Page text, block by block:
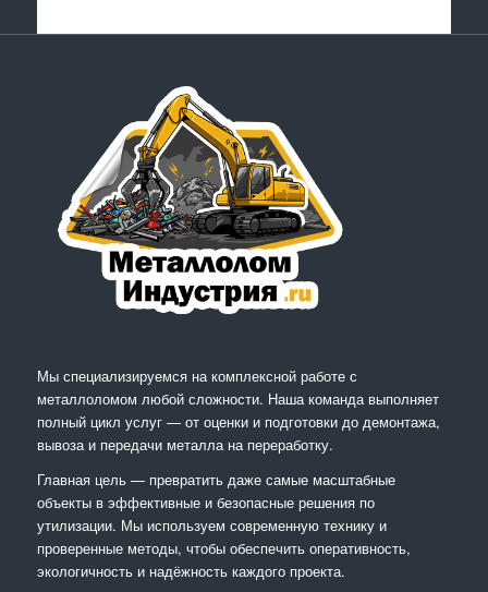
Мы специализируемся на комплексной работе с
металлоломом любой сложности. Наша команда выполняет
полный цикл услуг — от оценки и подготовки до демонтажа,
вывоза и передачи металла на переработку.
Главная цель — превратить даже самые масштабные
объекты в эффективные и безопасные решения по
утилизации. Мы используем современную технику и
проверенные методы, чтобы обеспечить оперативность,
экологичность и надёжность каждого проекта.